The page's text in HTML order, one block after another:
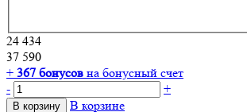
24 434
37 590
+ 367 бонусов на бонусный счет
-
+
В корзину
В корзине